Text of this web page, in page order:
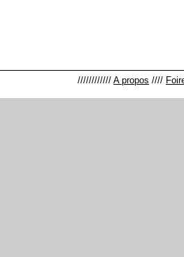
//////////// A propos ////